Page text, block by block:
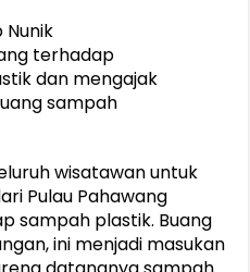
Nunik
terhadap
dan mengajak
sampah
wisatawan untuk
Pulau Pahawang
sampah plastik. Buang
ini menjadi masukan